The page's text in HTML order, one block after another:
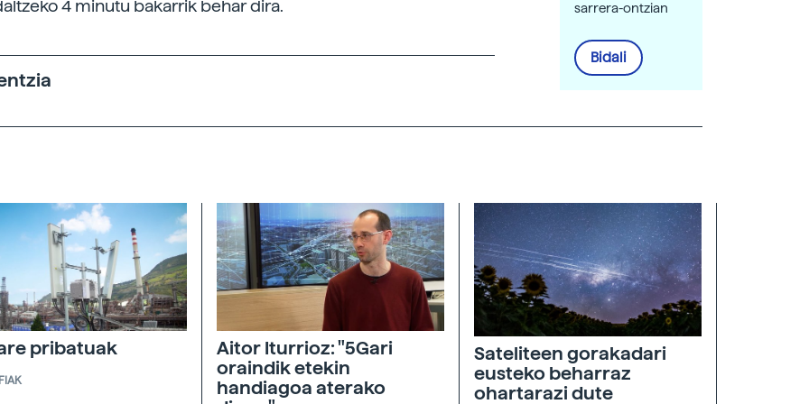
4 minutu bakarrik behar dira. sarrera-ontzian
Bidali
pribatuak
Aitor Iturrioz: "5Gari
oraindik etekin
handiagoa aterako
Sateliteen gorakadari
eusteko beharraz
ohartarazi dute